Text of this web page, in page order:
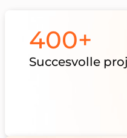
400+
Succesvolle